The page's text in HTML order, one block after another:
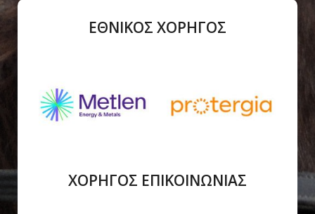
ΕΘΝΙΚΟΣ ΧΟΡΗΓΟΣ
ΧΟΡΗΓΟΣ ΕΠΙΚΟΙΝΩΝΙΑΣ